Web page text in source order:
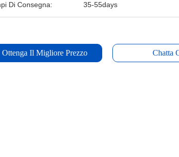
Di Consegna: 35-55days
Ottenga Il Migliore Prezzo Chatta